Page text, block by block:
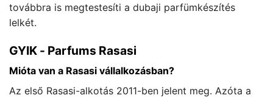
továbbra is megtestesíti a dubaji parfümkészítés
lelkét.
GYIK - Parfums Rasasi
Mióta van a Rasasi vállalkozásban?
Az első Rasasi-alkotás 2011-ben jelent meg. Azóta a